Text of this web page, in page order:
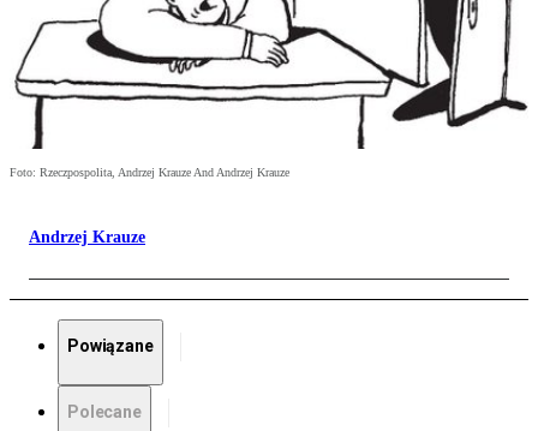
Foto: Rzeczpospolita, Andrzej Krauze And Andrzej Krauze
Andrzej Krauze
Powiązane
Polecane